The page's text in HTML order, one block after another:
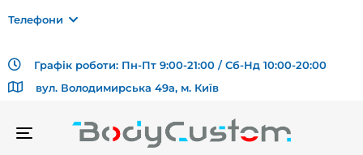
Телефони
Графік роботи: Пн-Пт 9:00-21:00 / Сб-Нд 10:00-20:00
вул. Володимирська 49а, м. Київ
TOGGLE